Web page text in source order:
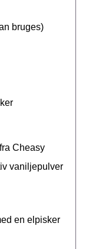
bruges)
Cheasy
vaniljepulver
en elpisker